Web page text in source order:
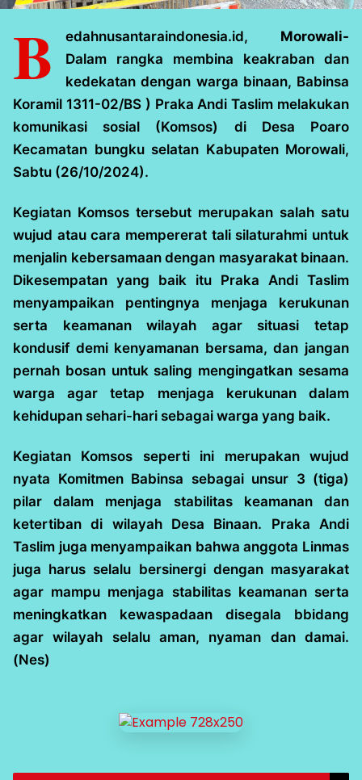
B edahnusantaraindonesia.id, Morowali-
Dalam rangka membina keakraban dan
kedekatan dengan warga binaan, Babinsa
Koramil 1311-02/BS ) Praka Andi Taslim melakukan
komunikasi sosial (Komsos) di Desa Poaro
Kecamatan bungku selatan Kabupaten Morowali,
Sabtu (26/10/2024).
Kegiatan Komsos tersebut merupakan salah satu
wujud atau cara mempererat tali silaturahmi untuk
menjalin kebersamaan dengan masyarakat binaan.
Dikesempatan yang baik itu Praka Andi Taslim
menyampaikan pentingnya menjaga kerukunan
serta keamanan wilayah agar situasi tetap
kondusif demi kenyamanan bersama, dan jangan
pernah bosan untuk saling mengingatkan sesama
warga agar tetap menjaga kerukunan dalam
kehidupan sehari-hari sebagai warga yang baik.
Kegiatan Komsos seperti ini merupakan wujud
nyata Komitmen Babinsa sebagai unsur 3 (tiga)
pilar dalam menjaga stabilitas keamanan dan
ketertiban di wilayah Desa Binaan. Praka Andi
Taslim juga menyampaikan bahwa anggota Linmas
juga harus selalu bersinergi dengan masyarakat
agar mampu menjaga stabilitas keamanan serta
meningkatkan kewaspadaan disegala bbidang
agar wilayah selalu aman, nyaman dan damai.
(Nes)